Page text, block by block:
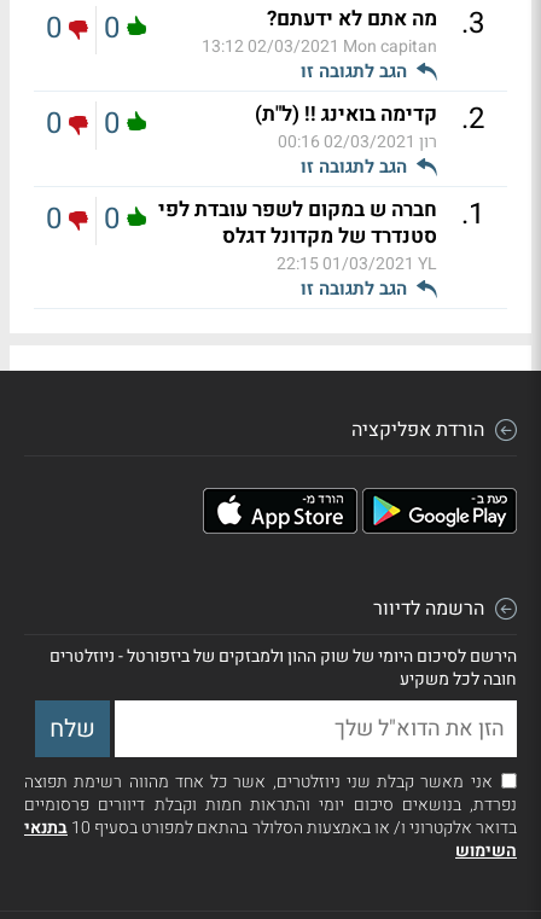
3
. מה אתם לא ידעתם?
Mon capitan
02/03/2021 13:12
הגב לתגובה זו
0
0
2
. קדימה בואינג !! (ל"ת)
רון 02/03/2021 00:16
הגב לתגובה זו
0
0
1
.
חברה ש במקום לשפר עובדת לפי
סטנדרד של מקדונל דגלס
YL
01/03/2021 22:15
הגב לתגובה זו
0
0
הורדת אפליקציה
הרשמה לדיוור
הירשם לסיכום היומי של שוק ההון ולמבזקים של ביזפורטל - ניוזלטרים
חובה לכל משקיע
אני מאשר קבלת שני ניוזלטרים, אשר כל אחד מהווה רשימת תפוצה
נפרדת, בנושאים סיכום יומי והתראות חמות וקבלת דיוורים פרסומיים
בדואר אלקטרוני ו/ או באמצעות הסלולר בהתאם למפורט בסעיף 10
בתנאי
השימוש